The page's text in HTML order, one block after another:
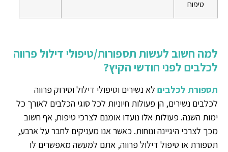
טיפוח
למה חשוב לעשות תספורות/טיפולי דילול פרווה
לכלבים לפני חודשי הקיץ?
תספורת לכלבים לא נשירים וטיפולי דילול וסירוק פרווה
לכלבים נשירים, הן פעולות חיוניות לכל סוגי הכלבים לאורך כל
ימות השנה. פעולות אלו נועדו אומנם לצרכי טיפוח, אף חשוב
מכך לצרכי היגיינה ונוחות. כאשר אנו מעניקים לחבר על ארבע,
תספורת או טיפול דילול פרווה, אתם למעשה מאפשרים לו